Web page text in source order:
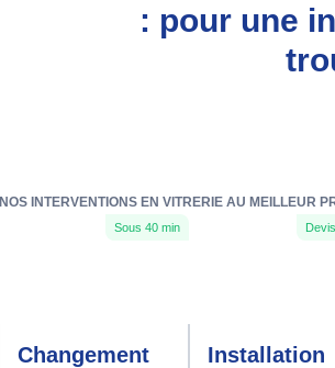
: pour une
NOS INTERVENTIONS EN VITRERIE AU MEILLEUR
Sous 40 min
Changement
Installation